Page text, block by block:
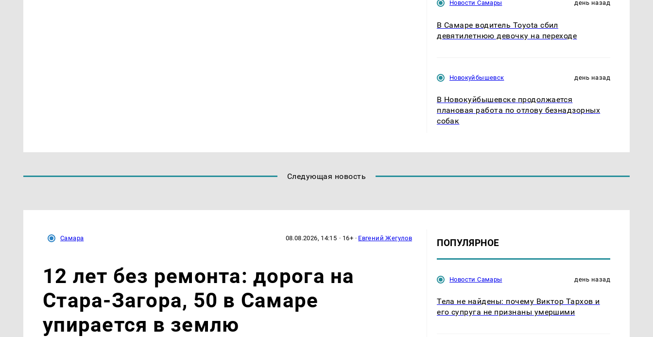
Новости Самары день назад
В Самаре водитель Toyota сбил
девятилетнюю девочку на переходе
Новокуйбышевск день назад
В Новокуйбышевске продолжается
плановая работа по отлову безнадзорных
собак
Следующая новость
Самара 08.08.2026, 14:15 · 16+ · Евгений Жегулов
12 лет без ремонта: дорога на
Стара-Загора, 50 в Самаре
упирается в землю
ПОПУЛЯРНОЕ
Новости Самары день назад
Тела не найдены: почему Виктор Тархов и
его супруга не признаны умершими